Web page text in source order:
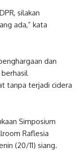
silakan
ada,” kata
dan
tanpa terjadi cidera
Simposium
Raflesia
(20/11) siang.